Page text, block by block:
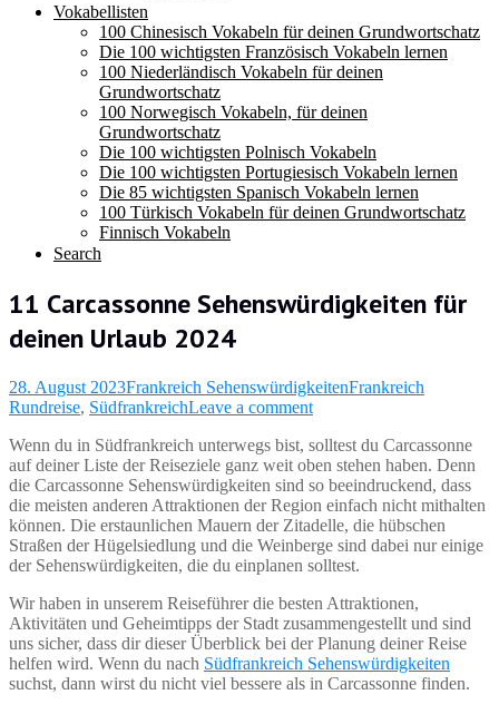
Vokabellisten
100 Chinesisch Vokabeln für deinen Grundwortschatz
Die 100 wichtigsten Französisch Vokabeln lernen
100 Niederländisch Vokabeln für deinen
Grundwortschatz
100 Norwegisch Vokabeln, für deinen
Grundwortschatz
Die 100 wichtigsten Polnisch Vokabeln
Die 100 wichtigsten Portugiesisch Vokabeln lernen
Die 85 wichtigsten Spanisch Vokabeln lernen
100 Türkisch Vokabeln für deinen Grundwortschatz
Finnisch Vokabeln
Search
11 Carcassonne Sehenswürdigkeiten für
deinen Urlaub 2024
28. August 2023Frankreich SehenswürdigkeitenFrankreich
Rundreise, SüdfrankreichLeave a comment
Wenn du in Südfrankreich unterwegs bist, solltest du Carcassonne
auf deiner Liste der Reiseziele ganz weit oben stehen haben. Denn
die Carcassonne Sehenswürdigkeiten sind so beeindruckend, dass
die meisten anderen Attraktionen der Region einfach nicht mithalten
können. Die erstaunlichen Mauern der Zitadelle, die hübschen
Straßen der Hügelsiedlung und die Weinberge sind dabei nur einige
der Sehenswürdigkeiten, die du einplanen solltest.
Wir haben in unserem Reiseführer die besten Attraktionen,
Aktivitäten und Geheimtipps der Stadt zusammengestellt und sind
uns sicher, dass dir dieser Überblick bei der Planung deiner Reise
helfen wird. Wenn du nach Südfrankreich Sehenswürdigkeiten
suchst, dann wirst du nicht viel bessere als in Carcassonne finden.